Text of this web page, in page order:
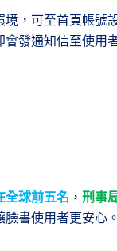
，可至首頁帳號
會發通知信至使用
全球前五名 ，刑事
書使用者更安心。